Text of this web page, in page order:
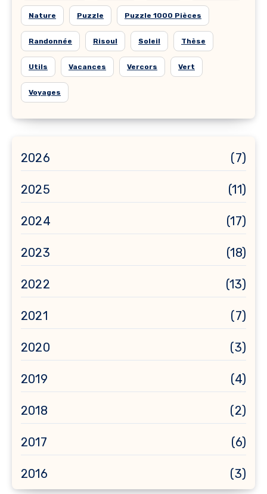
Nature Puzzle Puzzle 1000 Pièces
Randonnée Risoul Soleil Thèse
Utils Vacances Vercors Vert
Voyages
2026 (7)
2025 (11)
2024 (17)
2023 (18)
2022 (13)
2021 (7)
2020 (3)
2019 (4)
2018 (2)
2017 (6)
2016 (3)